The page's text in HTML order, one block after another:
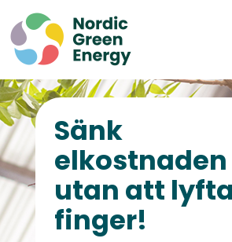
Sänk
elkostnaden
utan att
finger!